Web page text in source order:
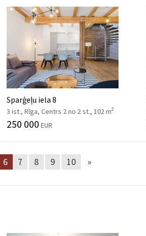
Sparģeļu iela 8
3 ist., Rīga, Centrs 2 no 2 st., 102 m2
250 000 EUR
6 7 8 9 10 »